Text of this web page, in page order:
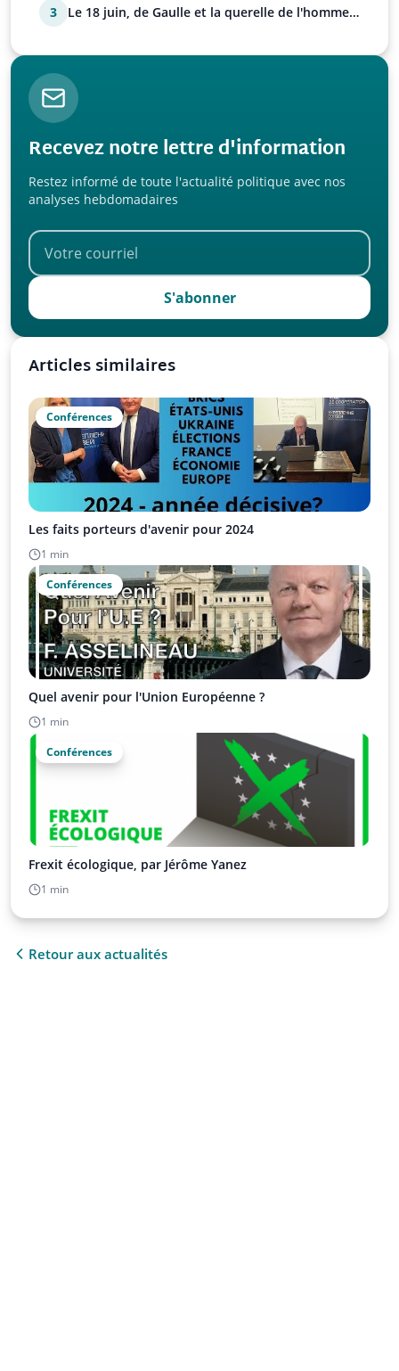
3
Le 18 juin, de Gaulle et la querelle de l'homme
Recevez notre lettre d'information
Restez informé de toute l'actualité politique avec nos
analyses hebdomadaires
S'abonner
Articles similaires
Conférences
Les faits porteurs d'avenir pour 2024
1 min
Conférences
Quel avenir pour l'Union Européenne ?
1 min
Conférences
Frexit écologique, par Jérôme Yanez
1 min
Retour aux actualités